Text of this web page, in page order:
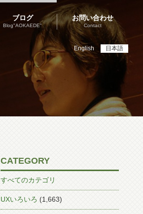
English 日本語
ブログ
Blog"AOKAEDE"
お問い合わせ
Contact
CATEGORY
すべてのカテゴリ
UXいろいろ (1,663)